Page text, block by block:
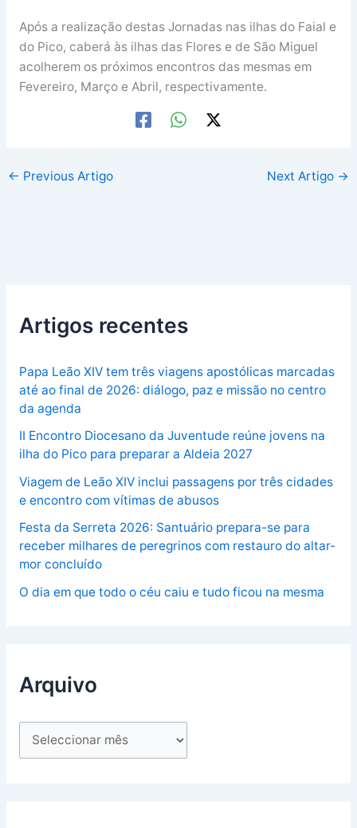
Após a realização destas Jornadas nas ilhas do Faial e
do Pico, caberá às ilhas das Flores e de São Miguel
acolherem os próximos encontros das mesmas em
Fevereiro, Março e Abril, respectivamente.
← Previous Artigo Next Artigo →
Artigos recentes
Papa Leão XIV tem três viagens apostólicas marcadas
até ao final de 2026: diálogo, paz e missão no centro
da agenda
II Encontro Diocesano da Juventude reúne jovens na
ilha do Pico para preparar a Aldeia 2027
Viagem de Leão XIV inclui passagens por três cidades
e encontro com vítimas de abusos
Festa da Serreta 2026: Santuário prepara-se para
receber milhares de peregrinos com restauro do altar-
mor concluído
O dia em que todo o céu caiu e tudo ficou na mesma
Arquivo